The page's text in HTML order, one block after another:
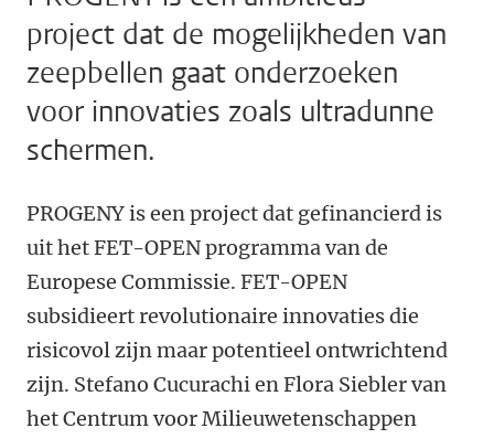
project dat de mogelijkheden van
zeepbellen gaat onderzoeken
voor innovaties zoals ultradunne
schermen.
PROGENY is een project dat gefinancierd is
uit het FET-OPEN programma van de
Europese Commissie. FET-OPEN
subsidieert revolutionaire innovaties die
risicovol zijn maar potentieel ontwrichtend
zijn. Stefano Cucurachi en Flora Siebler van
het Centrum voor Milieuwetenschappen